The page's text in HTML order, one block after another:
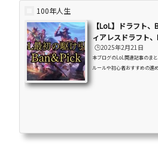
100年人生
【LoL】ドラフト
ィアレスドラフト
🕒️2025年2月21日
本ブログのLoL関連記事のま
ルールや初心者おすすめの進